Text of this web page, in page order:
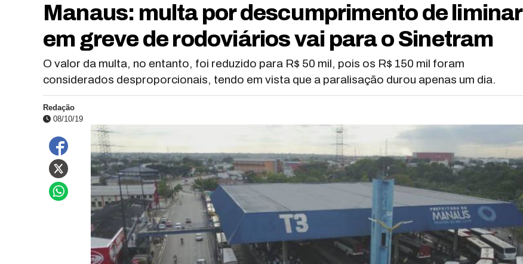
Manaus: multa por descumprimento de liminar
em greve de rodoviários vai para o Sinetram
O valor da multa, no entanto, foi reduzido para R$ 50 mil, pois os R$ 150 mil foram
considerados desproporcionais, tendo em vista que a paralisação durou apenas um dia.
Redação
08/10/19